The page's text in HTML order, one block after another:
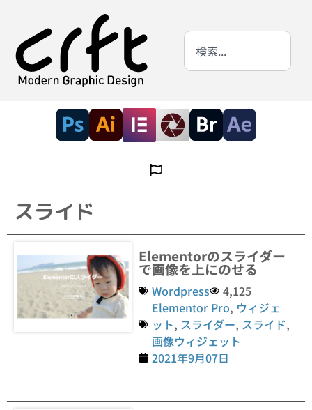
スライド
Elementorのスライダー
で画像を上にのせる
Wordpress
4,125
Elementor Pro, ウィジェ
ット, スライダー, スライド,
画像ウィジェット
2021年9月07日